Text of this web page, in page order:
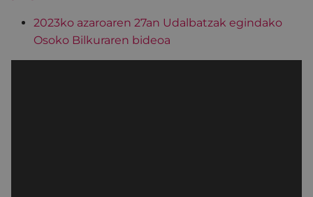
2023ko azaroaren 27an Udalbatzak egindako
Osoko Bilkuraren bideoa